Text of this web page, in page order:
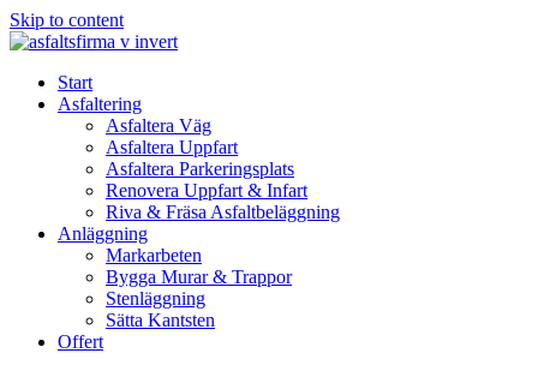
Skip to content
Start
Asfaltering
Asfaltera Väg
Asfaltera Uppfart
Asfaltera Parkeringsplats
Renovera Uppfart & Infart
Riva & Fräsa Asfaltbeläggning
Anläggning
Markarbeten
Bygga Murar & Trappor
Stenläggning
Sätta Kantsten
Offert